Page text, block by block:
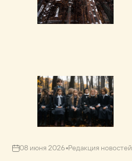
08 июня 2026 Редакция новостей